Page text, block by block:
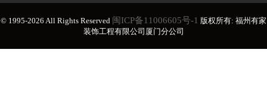
© 1995-2026 All Rights Reserved 闽ICP备11006605号-1 版权所有: 福州有家
装饰工程有限公司厦门分公司